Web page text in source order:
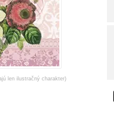
len ilustračný charakter)